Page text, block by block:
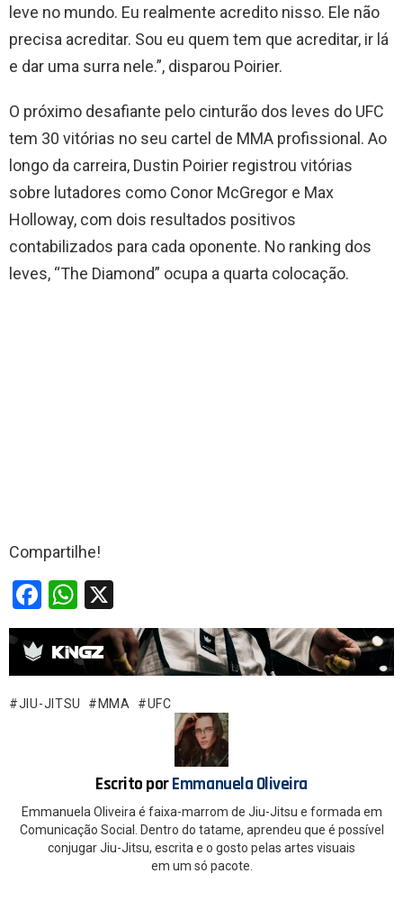
leve no mundo. Eu realmente acredito nisso. Ele não
precisa acreditar. Sou eu quem tem que acreditar, ir lá
e dar uma surra nele.”, disparou Poirier.
O próximo desafiante pelo cinturão dos leves do UFC
tem 30 vitórias no seu cartel de MMA profissional. Ao
longo da carreira, Dustin Poirier registrou vitórias
sobre lutadores como Conor McGregor e Max
Holloway, com dois resultados positivos
contabilizados para cada oponente. No ranking dos
leves, “The Diamond” ocupa a quarta colocação.
Compartilhe!
F
a
ce
b
o
W
h
at
s
A
JIU-JITSU MMA UFC
Escrito porEmmanuela Oliveira
Emmanuela Oliveira é faixa-marrom de Jiu-Jitsu e formada em
Comunicação Social. Dentro do tatame, aprendeu que é possível
conjugar Jiu-Jitsu, escrita e o gosto pelas artes visuais
em um só pacote.